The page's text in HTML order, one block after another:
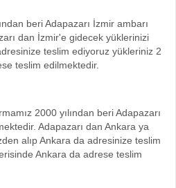
beri Adapazarı İzmir ambarı
dan İzmir'e gidecek yüklerinizi
teslim ediyoruz yükleriniz 2
teslim edilmektedir.
2000 yılından beri Adapazarı
Adapazarı dan Ankara ya
alıp Ankara da adresinize teslim
Ankara da adrese teslim